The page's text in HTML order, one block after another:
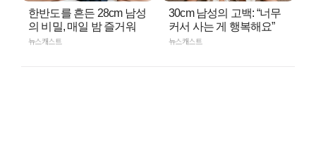
한반도를 흔든 28cm 남성
의 비밀, 매일 밤 즐거워
뉴스캐스트
30cm 남성의 고백: “너무
커서 사는 게 행복해요”
뉴스캐스트